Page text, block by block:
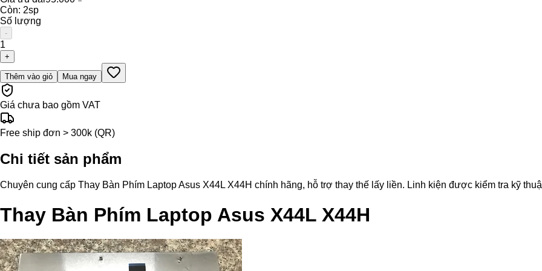
Còn: 2sp
Số lượng
-
1
+
Thêm vào giỏ Mua ngay
Giá chưa bao gồm VAT
Free ship đơn > 300k (QR)
Chi tiết sản phẩm
Chuyên cung cấp Thay Bàn Phím Laptop Asus X44L X44H chính hãng, hỗ trợ thay thế lấy liền. Linh kiện được kiểm tra kỹ
Thay Bàn Phím Laptop Asus X44L X44H